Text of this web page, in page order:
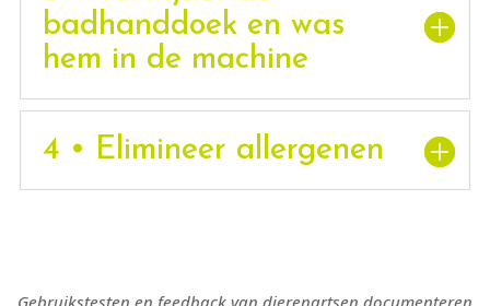
badhanddoek en was
hem in de machine
4 • Elimineer allergenen